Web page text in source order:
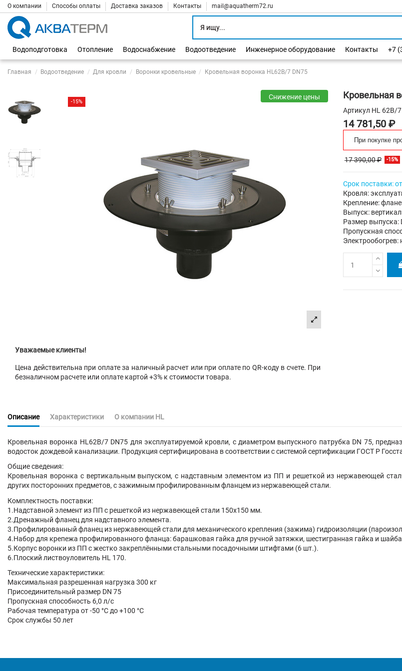
О компании Способы оплаты Доставка заказов Контакты mail@aquatherm72.ru
Водоподготовка
Отопление Водоснабжение Водоотведение Инженерное оборудование Контакты +7
Главная Водоотведение Для кровли Воронки кровельные Кровельная воронка HL62B/7 DN75
-15%
Снижение цены
Уважаемые клиенты!
Цена действительна при оплате за наличный расчет или при оплате по QR-коду в счете. При
безналичном расчете или оплате картой +3% к стоимости товара.
Кровельная
Артикул HL 62B/7
14 781,50 ₽
При покупке
17 390,00 ₽ -15%
Срок поставки:
Кровля:
Крепление:
Выпуск:
Размер выпуска:
Пропускная
Электрообогрев:
Описание Характеристики О компании HL
Кровельная воронка HL62B/7 DN75 для эксплуатируемой кровли, с диаметром выпускного патрубка DN 75,
водосток дождевой канализации. Продукция сертифицирована в соответствии с системой сертификации ГОСТ Р
Общие сведения:
Кровельная воронка с вертикальным выпуском, с надставным элементом из ПП и решеткой из нержавеющей
других посторонних предметов, с зажимным профилированным фланцем из нержавеющей стали.
Комплектность поставки:
1.Надставной элемент из ПП с решеткой из нержавеющей стали 150х150 мм.
2.Дренажный фланец для надставного элемента.
3.Профилированный фланец из нержавеющей стали для механического крепления (зажима) гидроизоляции
4.Набор для крепежа профилированного фланца: барашковая гайка для ручной затяжки, шестигранная гайка и
5.Корпус воронки из ПП с жестко закреплёнными стальными посадочными штифтами (6 шт.).
6.Плоский листвоуловитель HL 170.
Технические характеристики:
Максимальная разрешенная нагрузка 300 кг
Присоединительный размер DN 75
Пропускная способность 6,0 л/с
Рабочая температура от -50 °С до +100 °С
Срок службы 50 лет